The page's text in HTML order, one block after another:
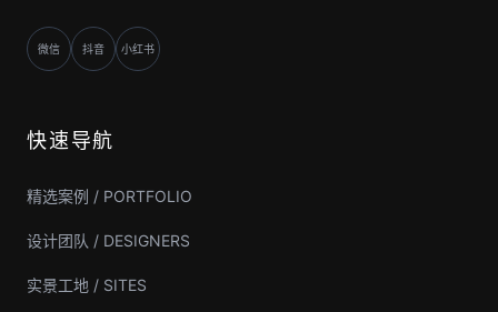
微信 抖音 小红书
快速导航
精选案例 / PORTFOLIO
设计团队 / DESIGNERS
实景工地 / SITES